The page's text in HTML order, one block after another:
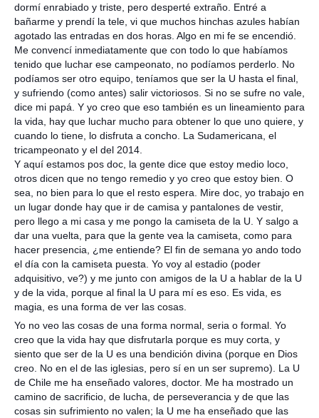
dormí enrabiado y triste, pero desperté extraño. Entré a
bañarme y prendí la tele, vi que muchos hinchas azules habían
agotado las entradas en dos horas. Algo en mi fe se encendió.
Me convencí inmediatamente que con todo lo que habíamos
tenido que luchar ese campeonato, no podíamos perderlo. No
podíamos ser otro equipo, teníamos que ser la U hasta el final,
y sufriendo (como antes) salir victoriosos. Si no se sufre no vale,
dice mi papá. Y yo creo que eso también es un lineamiento para
la vida, hay que luchar mucho para obtener lo que uno quiere, y
cuando lo tiene, lo disfruta a concho. La Sudamericana, el
tricampeonato y el del 2014.
Y aquí estamos pos doc, la gente dice que estoy medio loco,
otros dicen que no tengo remedio y yo creo que estoy bien. O
sea, no bien para lo que el resto espera. Mire doc, yo trabajo en
un lugar donde hay que ir de camisa y pantalones de vestir,
pero llego a mi casa y me pongo la camiseta de la U. Y salgo a
dar una vuelta, para que la gente vea la camiseta, como para
hacer presencia, ¿me entiende? El fin de semana yo ando todo
el día con la camiseta puesta. Yo voy al estadio (poder
adquisitivo, ve?) y me junto con amigos de la U a hablar de la U
y de la vida, porque al final la U para mí es eso. Es vida, es
magia, es una forma de ver las cosas.
Yo no veo las cosas de una forma normal, seria o formal. Yo
creo que la vida hay que disfrutarla porque es muy corta, y
siento que ser de la U es una bendición divina (porque en Dios
creo. No en el de las iglesias, pero sí en un ser supremo). La U
de Chile me ha enseñado valores, doctor. Me ha mostrado un
camino de sacrificio, de lucha, de perseverancia y de que las
cosas sin sufrimiento no valen; la U me ha enseñado que las